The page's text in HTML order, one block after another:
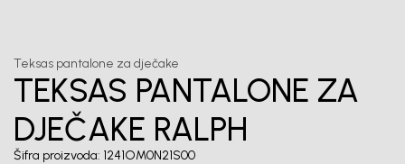
Teksas pantalone za dječake
TEKSAS PANTALONE ZA
DJEČAKE RALPH
Šifra proizvoda: 1241OM0N21S00